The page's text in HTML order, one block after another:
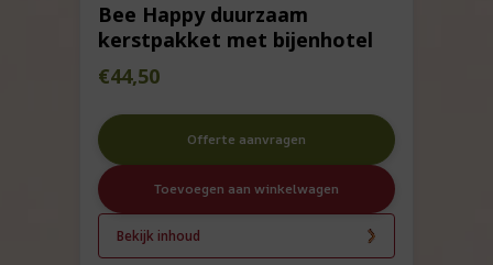
Bee Happy duurzaam
kerstpakket met bijenhotel
€44,50
Offerte aanvragen
Toevoegen aan winkelwagen
Bekijk inhoud